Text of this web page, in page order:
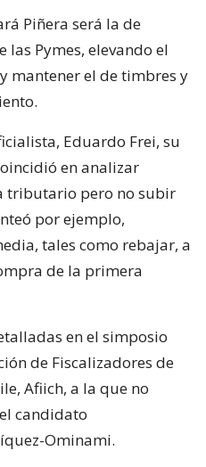
Piñera será la de
Pymes, elevando el
mantener el de timbres y
Eduardo Frei, su
en analizar
tributario pero no subir
por ejemplo,
tales como rebajar, a
de la primera
en el simposio
de Fiscalizadores de
Afiich, a la que no
candidato
Ominami.